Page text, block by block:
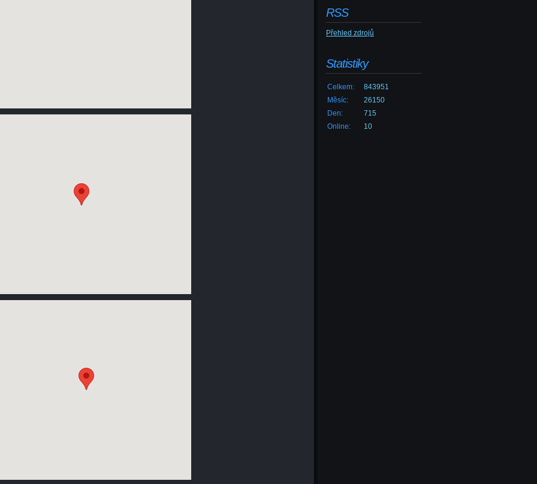
RSS
Přehled zdrojů
Statistiky
Online: 10
Celkem:
843951
Měsíc:
26150
Den:
715